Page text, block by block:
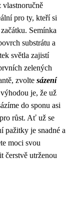
vlastnoručně
pro ty, kteří si
Semínka
substrátu a
světla zajistí
zelených
zvolte sázení
je, že už
do sponu asi
růst. Ať už se
pažitky je snadné a
moci svou
čerstvě utrženou